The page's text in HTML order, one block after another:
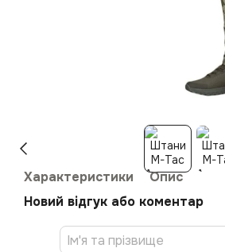
Характеристики
Опис
Новий відгук або коментар